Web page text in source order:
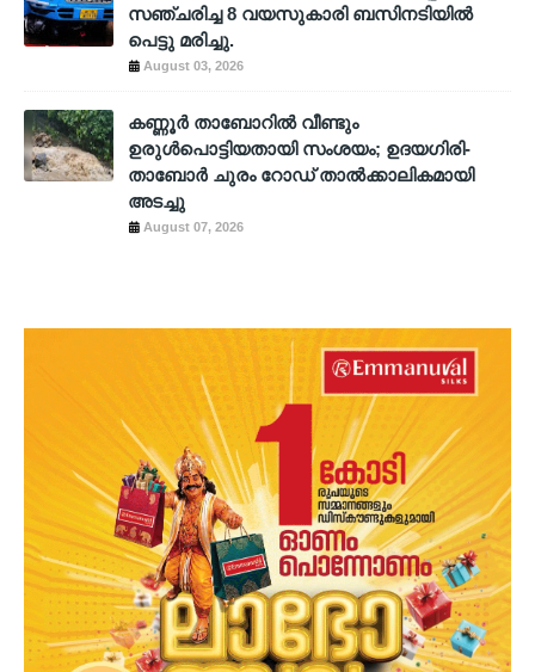
സഞ്ചരിച്ച 8 വയസുകാരി ബസിനടിയിൽ
പെട്ടു മരിച്ചു.
August 03, 2026
കണ്ണൂർ താബോറിൽ വീണ്ടും
ഉരുൾപൊട്ടിയതായി സംശയം; ഉദയഗിരി-
താബോർ ചുരം റോഡ് താൽക്കാലികമായി
അടച്ചു
August 07, 2026